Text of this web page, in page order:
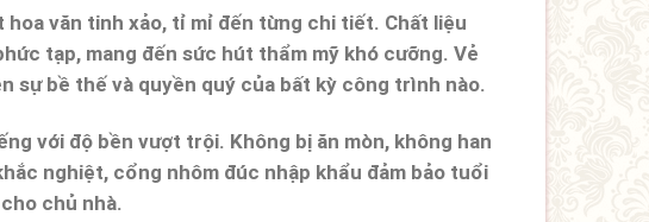
hoa văn tinh xảo, tỉ mỉ đến từng chi tiết. Chất liệu
tạp, mang đến sức hút thẩm mỹ khó cưỡng. Vẻ
sự bề thế và quyền quý của bất kỳ công trình nào.
với độ bền vượt trội. Không bị ăn mòn, không han
nghiệt, cổng nhôm đúc nhập khẩu đảm bảo tuổi
chủ nhà.